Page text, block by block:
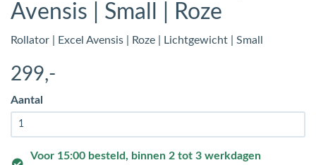
Avensis | Small | Roze
Rollator | Excel Avensis | Roze | Lichtgewicht | Small
299,-
Aantal
Voor 15:00 besteld, binnen 2 tot 3 werkdagen